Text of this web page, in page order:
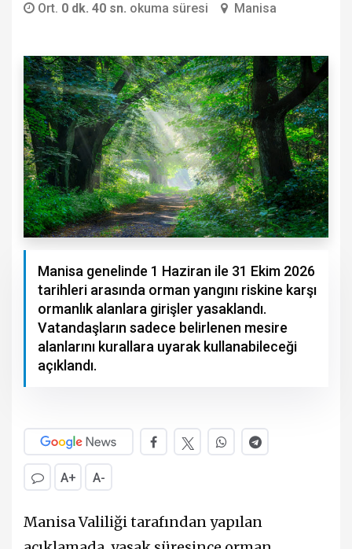
Ort. 0 dk. 40 sn. okuma süresi Manisa
Manisa genelinde 1 Haziran ile 31 Ekim 2026
tarihleri arasında orman yangını riskine karşı
ormanlık alanlara girişler yasaklandı.
Vatandaşların sadece belirlenen mesire
alanlarını kurallara uyarak kullanabileceği
açıklandı.
A+ A-
Manisa Valiliği tarafından yapılan